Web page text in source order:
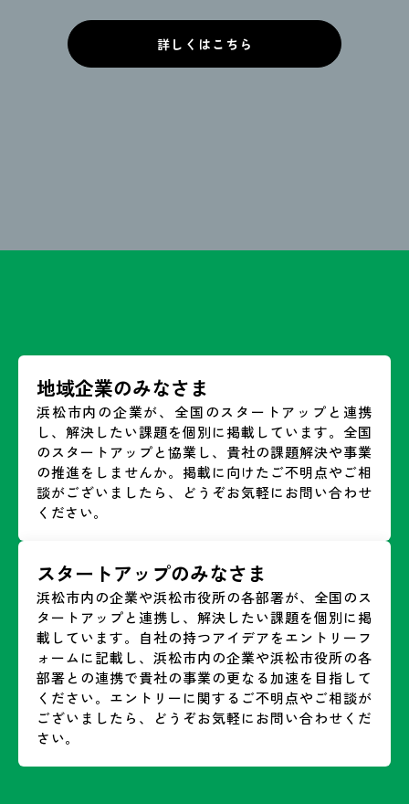
詳しくはこちら
地域企業のみなさま
浜松市内の企業が、全国のスタートアップと連携
し、解決したい課題を個別に掲載しています。全国
のスタートアップと協業し、貴社の課題解決や事業
の推進をしませんか。掲載に向けたご不明点やご相
談がございましたら、どうぞお気軽にお問い合わせ
ください。
スタートアップのみなさま
浜松市内の企業や浜松市役所の各部署が、全国のス
タートアップと連携し、解決したい課題を個別に掲
載しています。自社の持つアイデアをエントリーフ
ォームに記載し、浜松市内の企業や浜松市役所の各
部署との連携で貴社の事業の更なる加速を目指して
ください。エントリーに関するご不明点やご相談が
ございましたら、どうぞお気軽にお問い合わせくだ
さい。